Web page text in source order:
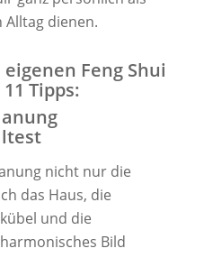
Alltag dienen.
Feng Shui
Tipps:
nicht nur die
das Haus, die
und die
Bild